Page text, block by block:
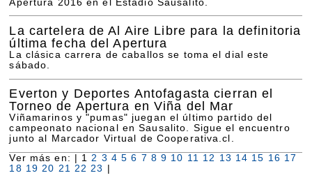
Apertura 2016 en el Estadio Sausalito.
La cartelera de Al Aire Libre para la definitoria
última fecha del Apertura
La clásica carrera de caballos se toma el dial este
sábado.
Everton y Deportes Antofagasta cierran el
Torneo de Apertura en Viña del Mar
Viñamarinos y "pumas" juegan el último partido del
campeonato nacional en Sausalito. Sigue el encuentro
junto al Marcador Virtual de Cooperativa.cl.
Ver más en: | 1 2 3 4 5 6 7 8 9 10 11 12 13 14 15 16 17
18 19 20 21 22 23